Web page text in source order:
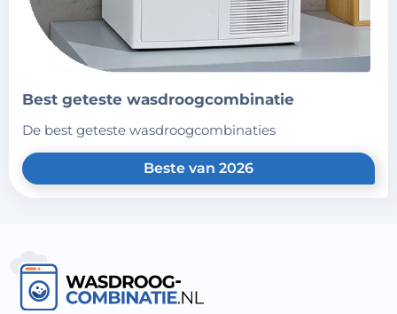
best geteste wasdroogcombinatie
de best geteste wasdroogcombinaties
Beste van 2026